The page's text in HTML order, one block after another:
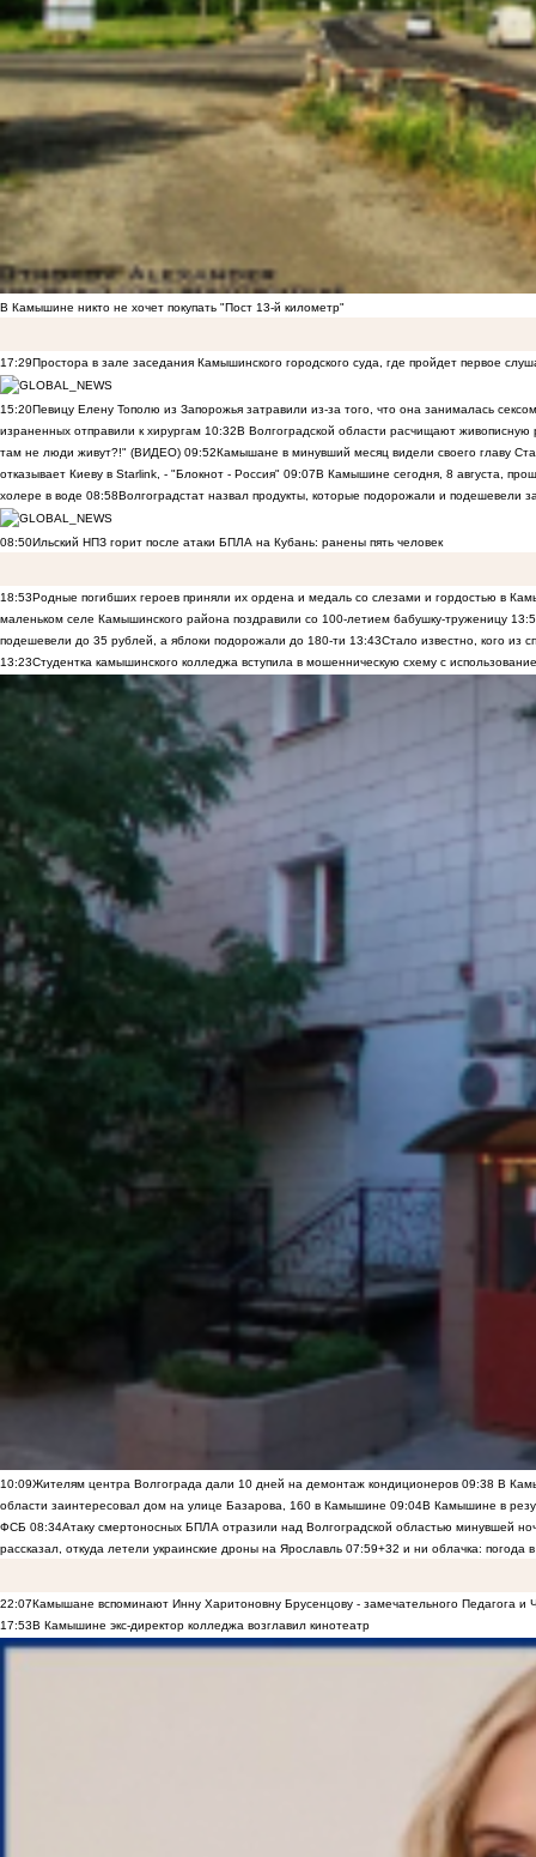
В Камышине никто не хочет покупать "Пост 13-й километр"
17:29Простора в зале заседания Камышинского городского суда, где пройдет первое
15:20Певицу Елену Тополю из Запорожья затравили из-за того, что она занималась
израненных отправили к хирургам 10:32В Волгоградской области расчищают
там не люди живут?!" (ВИДЕО) 09:52Камышане в минувший месяц видели своего главу
отказывает Киеву в Starlink, - "Блокнот - Россия" 09:07В Камышине сегодня, 8 августа,
холере в воде 08:58Волгоградстат назвал продукты, которые подорожали и подешевели
08:50Ильский НПЗ горит после атаки БПЛА на Кубань: ранены пять человек
18:53Родные погибших героев приняли их ордена и медаль со слезами и гордостью в
маленьком селе Камышинского района поздравили со 100-летием бабушку-труженицу
подешевели до 35 рублей, а яблоки подорожали до 180-ти 13:43Стало известно, кого из
13:23Студентка камышинского колледжа вступила в мошенническую схему с
10:09Жителям центра Волгограда дали 10 дней на демонтаж кондиционеров 09:38 В
области заинтересовал дом на улице Базарова, 160 в Камышине 09:04В Камышине в
ФСБ 08:34Атаку смертоносных БПЛА отразили над Волгоградской областью минувшей
рассказал, откуда летели украинские дроны на Ярославль 07:59+32 и ни облачка: погода
22:07Камышане вспоминают Инну Харитоновну Брусенцову - замечательного Педагога и
17:53В Камышине экс-директор колледжа возглавил кинотеатр